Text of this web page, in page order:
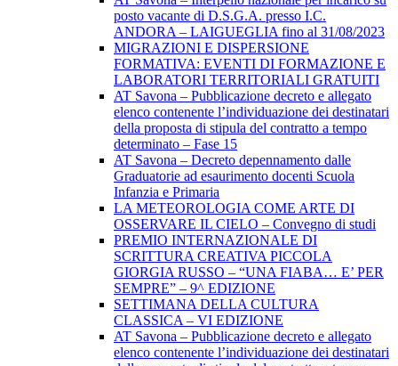
posto vacante di D.S.G.A. presso I.C.
ANDORA – LAIGUEGLIA fino al 31/08/2023
MIGRAZIONI E DISPERSIONE
FORMATIVA: EVENTI DI FORMAZIONE E
LABORATORI TERRITORIALI GRATUITI
AT Savona – Pubblicazione decreto e allegato
elenco contenente l’individuazione dei destinatari
della proposta di stipula del contratto a tempo
determinato – Fase 15
AT Savona – Decreto depennamento dalle
Graduatorie ad esaurimento docenti Scuola
Infanzia e Primaria
LA METEOROLOGIA COME ARTE DI
OSSERVARE IL CIELO – Convegno di studi
PREMIO INTERNAZIONALE DI
SCRITTURA CREATIVA PICCOLA
GIORGIA RUSSO – “UNA FIABA… E’ PER
SEMPRE” – 9^ EDIZIONE
SETTIMANA DELLA CULTURA
CLASSICA – VI EDIZIONE
AT Savona – Pubblicazione decreto e allegato
elenco contenente l’individuazione dei destinatari